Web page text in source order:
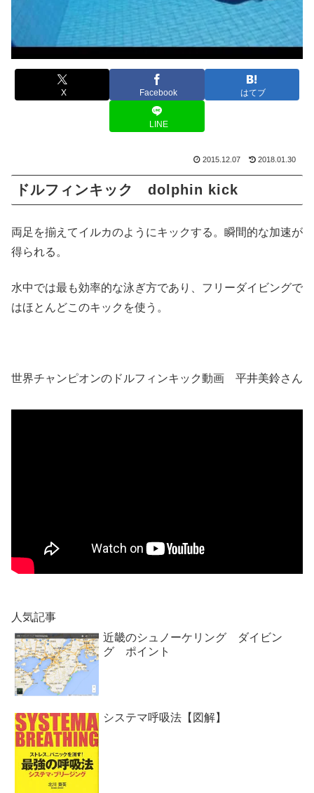
X Facebook はてブ
LINE
2015.12.07 2018.01.30
ドルフィンキック dolphin kick
両足を揃えてイルカのようにキックする。瞬間的な加速が
得られる。
水中では最も効率的な泳ぎ方であり、フリーダイビングで
はほとんどこのキックを使う。
世界チャンピオンのドルフィンキック動画 平井美鈴さん
人気記事
近畿のシュノーケリング ダイビン
グ ポイント
システマ呼吸法【図解】